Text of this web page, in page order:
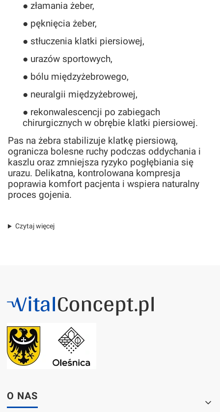
● złamania żeber,
● pęknięcia żeber,
● stłuczenia klatki piersiowej,
● urazów sportowych,
● bólu międzyżebrowego,
● neuralgii międzyżebrowej,
● rekonwalescencji po zabiegach
chirurgicznych w obrębie klatki piersiowej.
Pas na żebra stabilizuje klatkę piersiową,
ogranicza bolesne ruchy podczas oddychania i
kaszlu oraz zmniejsza ryzyko pogłębiania się
urazu. Delikatna, kontrolowana kompresja
poprawia komfort pacjenta i wspiera naturalny
proces gojenia.
Czytaj więcej
Linki w stopce
O NAS